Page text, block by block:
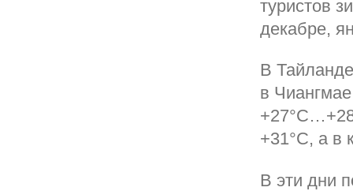
туристов
декабре,
В
в
+31°С, а в
В эти дни